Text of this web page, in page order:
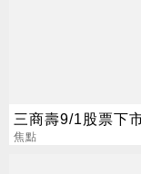
三商壽9/1股票下
焦點